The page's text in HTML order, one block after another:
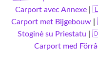
Carport avec Annexe
Carport met Bijgebouw
Stoginė su Priestatu
Carport med